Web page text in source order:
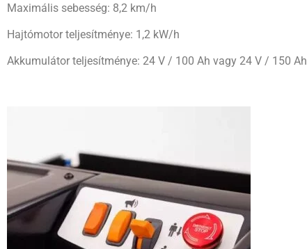
Maximális sebesség: 8,2 km/h
Hajtómotor teljesítménye: 1,2 kW/h
Akkumulátor teljesítménye: 24 V / 100 Ah vagy 24 V / 150 Ah